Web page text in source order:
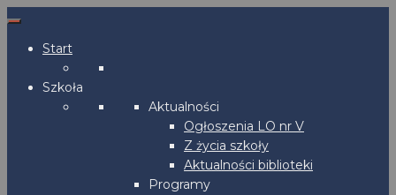
Start
Szkoła
Aktualności
Ogłoszenia LO nr V
Z życia szkoły
Aktualności biblioteki
Programy